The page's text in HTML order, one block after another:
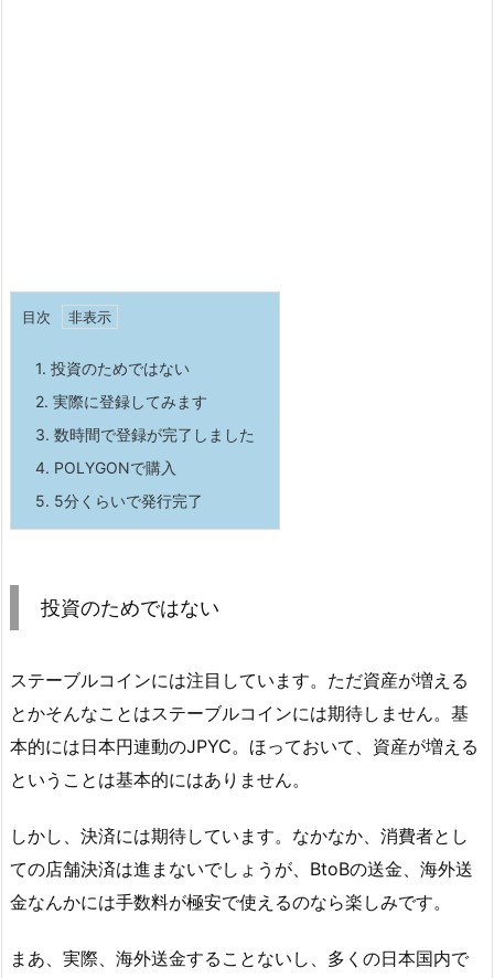
目次
1. 投資のためではない
2. 実際に登録してみます
3. 数時間で登録が完了しました
4. POLYGONで購入
5. 5分くらいで発行完了
投資のためではない
ステーブルコインには注目しています。ただ資産が増える
とかそんなことはステーブルコインには期待しません。基
本的には日本円連動のJPYC。ほっておいて、資産が増える
ということは基本的にはありません。
しかし、決済には期待しています。なかなか、消費者とし
ての店舗決済は進まないでしょうが、BtoBの送金、海外送
金なんかには手数料が極安で使えるのなら楽しみです。
まあ、実際、海外送金することないし、多くの日本国内で